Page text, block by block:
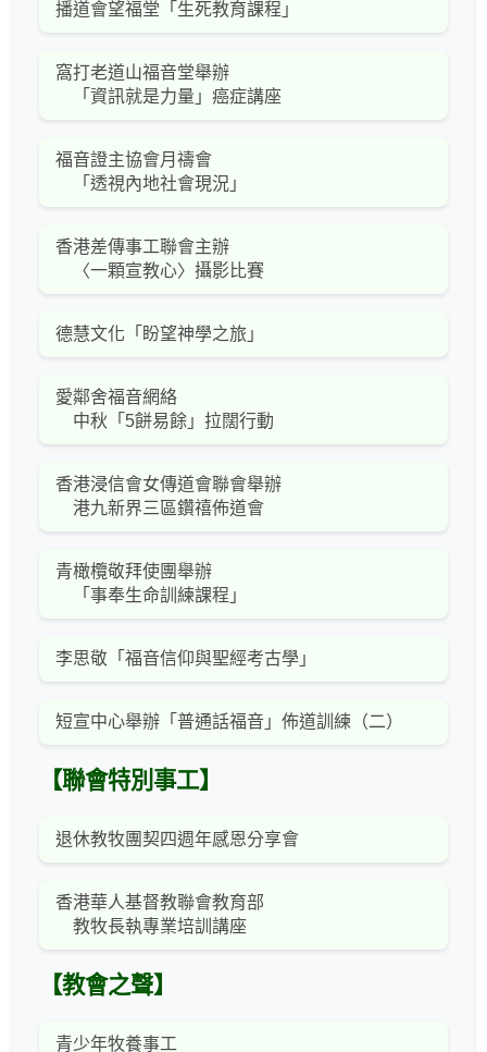
播道會望福堂「生死教育課程」
窩打老道山福音堂舉辦
「資訊就是力量」癌症講座
福音證主協會月禱會
「透視內地社會現況」
香港差傳事工聯會主辦
〈一顆宣教心〉攝影比賽
德慧文化「盼望神學之旅」
愛鄰舍福音網絡
中秋「5餅易餘」拉闊行動
香港浸信會女傳道會聯會舉辦
港九新界三區鑽禧佈道會
青橄欖敬拜使團舉辦
「事奉生命訓練課程」
李思敬「福音信仰與聖經考古學」
短宣中心舉辦「普通話福音」佈道訓練（二）
【聯會特別事工】
退休教牧團契四週年感恩分享會
香港華人基督教聯會教育部
教牧長執專業培訓講座
【教會之聲】
青少年牧養事工